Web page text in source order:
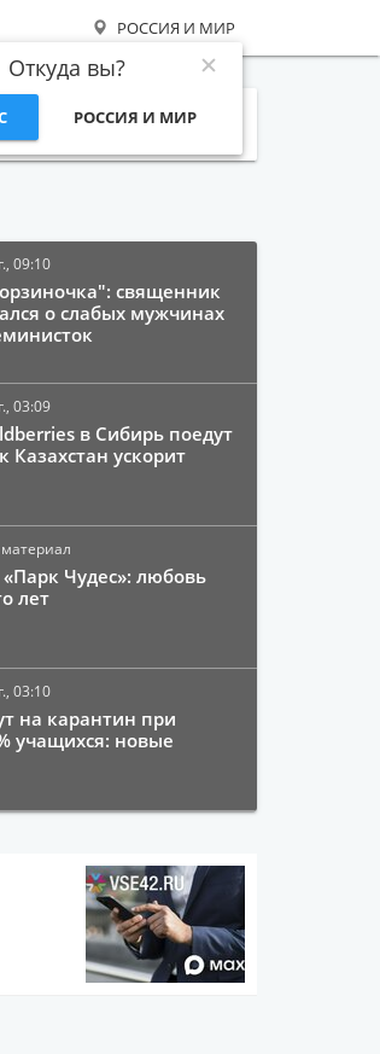
РОССИЯ И МИР
Откуда вы?
РОССИЯ И МИР
09:10
священник
о слабых мужчинах
03:09
в Сибирь поедут
Казахстан ускорит
Чудес»: любовь
лет
03:10
на карантин при
учащихся: новые